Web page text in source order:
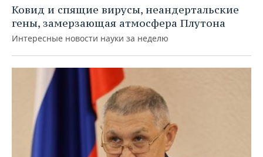
Ковид и спящие вирусы, неандертальские
гены, замерзающая атмосфера Плутона
Интересные новости науки за неделю